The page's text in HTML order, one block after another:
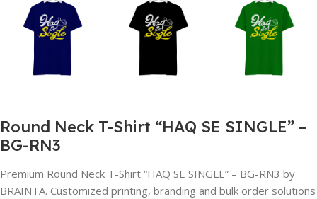
Round Neck T-Shirt “HAQ SE SINGLE” –
BG-RN3
Premium Round Neck T-Shirt “HAQ SE SINGLE” – BG-RN3 by
BRAINTA. Customized printing, branding and bulk order solutions